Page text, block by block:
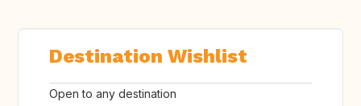
Destination Wishlist
Open to any destination